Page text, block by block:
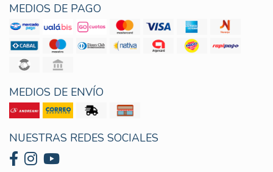
MEDIOS DE PAGO
MEDIOS DE ENVÍO
NUESTRAS REDES SOCIALES